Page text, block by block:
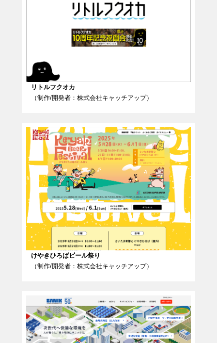
リトルフクオカ
（制作/開発者：株式会社キャッチアップ）
けやきひろばビール祭り
（制作/開発者：株式会社キャッチアップ）